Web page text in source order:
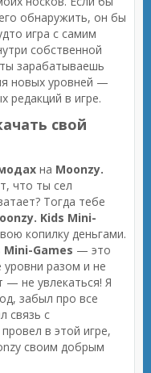
обнаружить, он бы
игра с самим
собственной
зарабатываешь
новых уровней —
редакций в игре.
свой
на Moonzy.
что ты сел
Тогда тебе
Kids Mini-
копилку деньгами.
Games — это
разом и не
— не увлекаться! Я
забыл про все
связь с
в этой игре,
своим добрым